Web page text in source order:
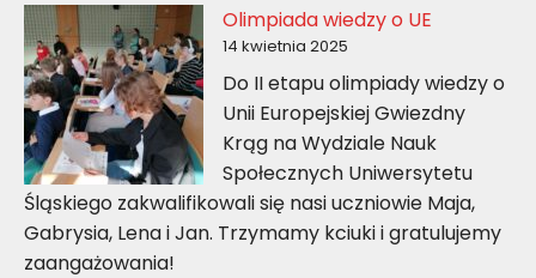
Olimpiada wiedzy o UE
14 kwietnia 2025
Do II etapu olimpiady wiedzy o
Unii Europejskiej Gwiezdny
Krąg na Wydziale Nauk
Społecznych Uniwersytetu
Śląskiego zakwalifikowali się nasi uczniowie Maja,
Gabrysia, Lena i Jan. Trzymamy kciuki i gratulujemy
zaangażowania!